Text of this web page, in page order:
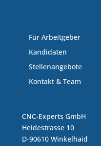
Für Arbeitgeber
Kandidaten
Stellenangebote
Kontakt & Team
CNC-Experts GmbH
Heidestrasse 10
D-90610 Winkelhaid